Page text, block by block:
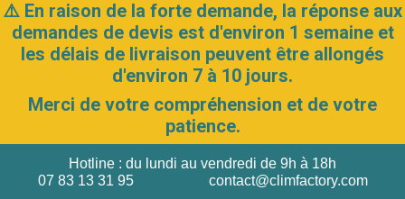
⚠️ En raison de la forte demande, la réponse aux
demandes de devis est d'environ 1 semaine et
les délais de livraison peuvent être allongés
d'environ 7 à 10 jours.
Merci de votre compréhension et de votre
patience.
07 83 13 31 95
Hotline : du lundi au vendredi de 9h à 18h
contact@climfactory.com